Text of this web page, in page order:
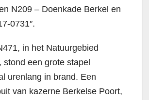
N209 – Doenkade Berkel en
0731″.
in het Natuurgebied
stond een grote stapel
urenlang in brand. Een
van kazerne Berkelse Poort,